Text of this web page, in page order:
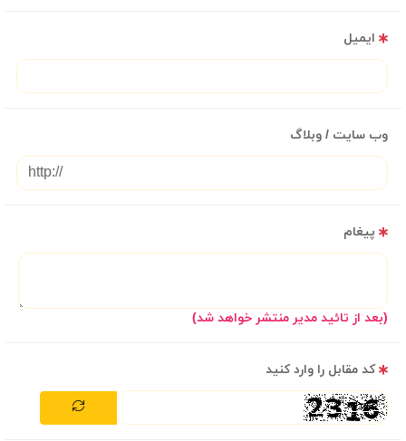
ایمیل
وب سایت / وبلاگ
پیغام
(بعد از تائید مدیر منتشر خواهد شد)
کد مقابل را وارد کنید